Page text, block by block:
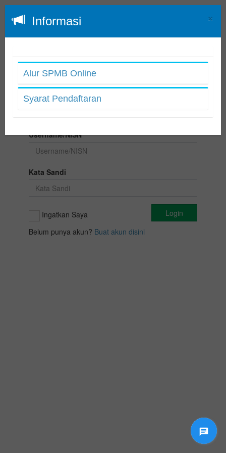
SMA NEGERI 1 PAYARAMAN
Silakan login menggunakan Username/NISN
Username/NISN
Kata Sandi
Ingatkan Saya
Belum punya akun? Buat akun disini
×
Informasi
Alur SPMB Online
Syarat Pendaftaran